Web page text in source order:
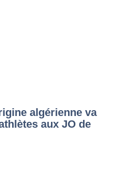
algérienne va
aux JO de